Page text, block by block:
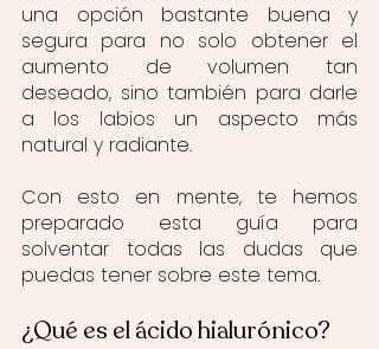
una opción bastante buena y
segura para no solo obtener el
aumento de volumen tan
deseado, sino también para darle
a los labios un aspecto más
natural y radiante.
Con esto en mente, te hemos
preparado esta guía para
solventar todas las dudas que
puedas tener sobre este tema.
¿Qué es el ácido hialurónico?